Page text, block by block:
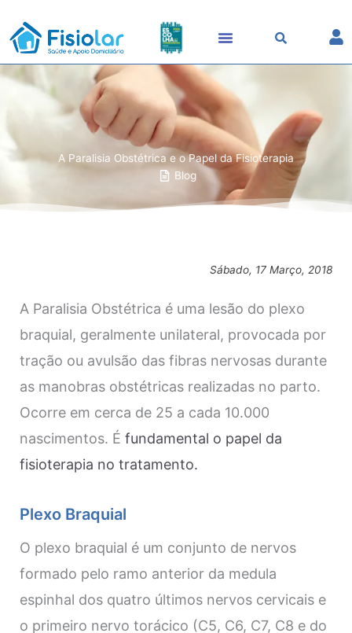
content
A Paralisia Obstétrica e o Papel da Fisioterapia
Blog
Sábado, 17 Março, 2018
A Paralisia Obstétrica é uma lesão do plexo
braquial, geralmente unilateral, provocada por
tração ou avulsão das fibras nervosas durante
as manobras obstétricas realizadas no parto.
Ocorre em cerca de 25 a cada 10.000
nascimentos. É fundamental o papel da
fisioterapia no tratamento.
Plexo Braquial
O plexo braquial é um conjunto de nervos
formado pelo ramo anterior da medula
espinhal dos quatro últimos nervos cervicais e
o primeiro nervo torácico (C5, C6, C7, C8 e do